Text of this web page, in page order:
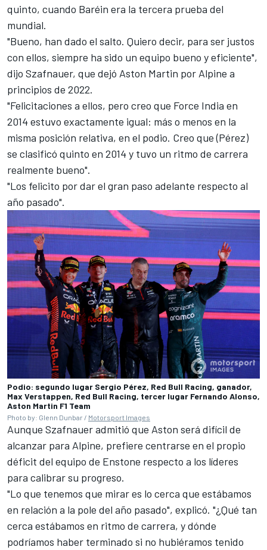
quinto, cuando Baréin era la tercera prueba del
mundial.
"Bueno, han dado el salto. Quiero decir, para ser justos
con ellos, siempre ha sido un equipo bueno y eficiente",
dijo Szafnauer, que dejó Aston Martin por Alpine a
principios de 2022.
"Felicitaciones a ellos, pero creo que Force India en
2014 estuvo exactamente igual: más o menos en la
misma posición relativa, en el podio. Creo que (Pérez)
se clasificó quinto en 2014 y tuvo un ritmo de carrera
realmente bueno".
"Los felicito por dar el gran paso adelante respecto al
año pasado".
Podio: segundo lugar Sergio Pérez, Red Bull Racing, ganador,
Max Verstappen, Red Bull Racing, tercer lugar Fernando Alonso,
Aston Martin F1 Team
Photo by: Glenn Dunbar / Motorsport Images
Aunque Szafnauer admitió que Aston será difícil de
alcanzar para Alpine, prefiere centrarse en el propio
déficit del equipo de Enstone respecto a los líderes
para calibrar su progreso.
"Lo que tenemos que mirar es lo cerca que estábamos
en relación a la pole del año pasado", explicó. "¿Qué tan
cerca estábamos en ritmo de carrera, y dónde
podríamos haber terminado si no hubiéramos tenido